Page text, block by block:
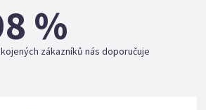
%
zákazníků nás doporučuje